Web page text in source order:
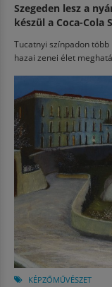
Szegeden lesz a
készül a Coca-Cola
Tucatnyi színpadon
hazai zenei élet
KÉPZŐMŰVÉSZET